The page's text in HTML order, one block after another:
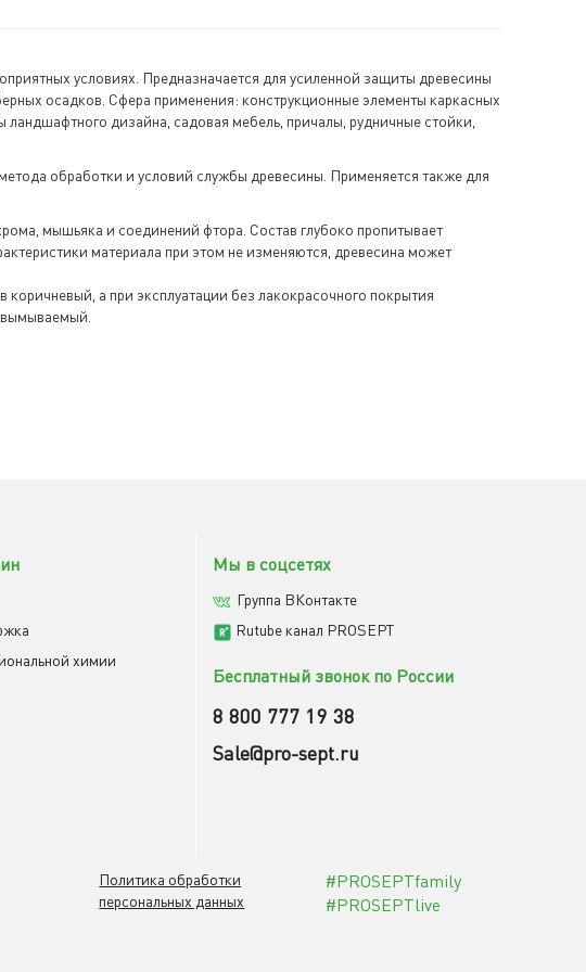
условиях. Предназначается для усиленной защиты древесины
осадков. Сфера применения: конструкционные элементы каркасных
дизайна, садовая мебель, причалы, рудничные стойки,
обработки и условий службы древесины. Применяется также для
мышьяка и соединений фтора. Состав глубоко пропитывает
материала при этом не изменяются, древесина может
а при эксплуатации без лакокрасочного покрытия
вымываемый.
химии
Мы в соцсетях
Группа ВКонтакте
Rutube канал PROSEPT
Бесплатный звонок по России
8 800 777 19 38
Sale@pro-sept.ru
Политика обработки
персональных данных
#PROSEPTfamily
#PROSEPTlive